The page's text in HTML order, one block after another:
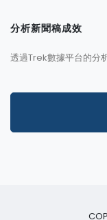
分析新聞稿成效
透過Trek數據平台的分